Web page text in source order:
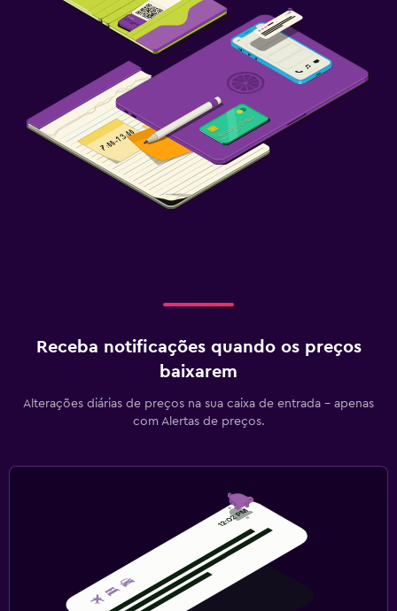
Receba notificações quando os preços
baixarem
Alterações diárias de preços na sua caixa de entrada - apenas
com Alertas de preços.